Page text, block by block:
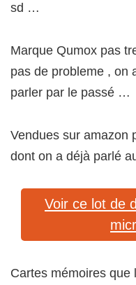
sd …
Marque Qumox pas
pas de probleme , on
parler par le passé …
Vendues sur amazon
dont on a déjà parlé
Voir ce lot de
Cartes mémoires que